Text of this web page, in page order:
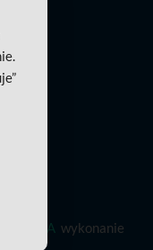
wykonanie